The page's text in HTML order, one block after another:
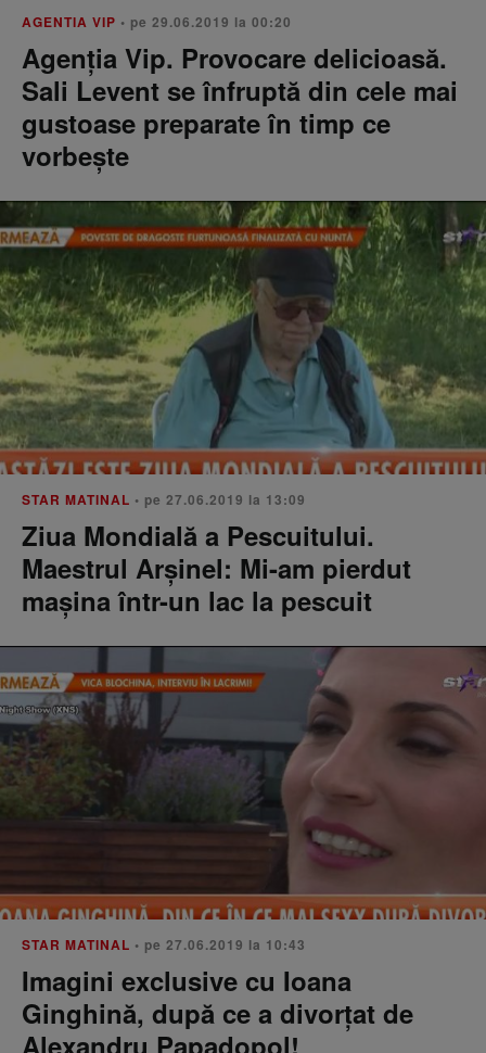
AGENTIA VIP • pe 29.06.2019 la 00:20
Agenția Vip. Provocare delicioasă.
Sali Levent se înfruptă din cele mai
gustoase preparate în timp ce
vorbeşte
STAR MATINAL • pe 27.06.2019 la 13:09
Ziua Mondială a Pescuitului.
Maestrul Arșinel: Mi-am pierdut
mașina într-un lac la pescuit
STAR MATINAL • pe 27.06.2019 la 10:43
Imagini exclusive cu Ioana
Ginghină, după ce a divorţat de
Alexandru Papadopol!